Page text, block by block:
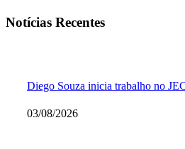
Notícias Recentes
Diego Souza inicia trabalho no
03/08/2026